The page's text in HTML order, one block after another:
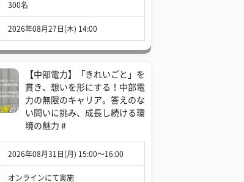
300名
2026年08月27日(木) 14:00
【中部電力】「きれいごと」を
貫き、想いを形にする！中部電
力の無限のキャリア。答えのな
い問いに挑み、成長し続ける環
境の魅力 #
2026年08月31日(月) 15:00〜16:00
オンラインにて実施